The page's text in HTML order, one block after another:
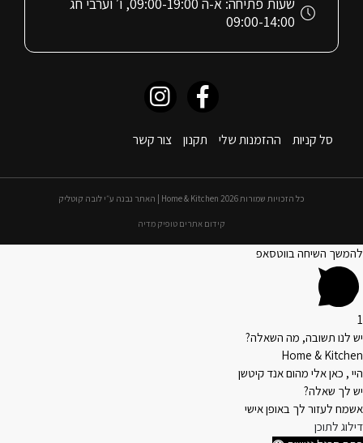
סל קניות ההזמנות שלי תקנון צור קשר
09:00-14:00
כל הזכויות שמורות 2026 Home & Kitchen | האתר נבנה ע״י לובה קוטליק
קידום אתרים טופיק מדיה
להמשך השיחה בווטסאפ
1
יש לנו תשובה, מה השאלה?
Home & Kitchen
היי , כאן אלי מהום אנד קיטשן
יש לך שאלה?
אשמח לעזור לך באופן אישי
דילוג לתוכן